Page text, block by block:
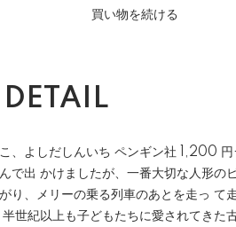
買い物を続ける
DETAIL
、よしだしんいち ペンギン社 1,200
出 かけましたが、一番大切な人形の
り、メリーの乗る列車のあとを走っ て
世紀以上も子どもたちに愛されてきた古